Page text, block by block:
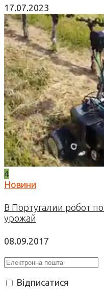
17.07.2023
4
Новини
В Португалии робот
урожай
08.09.2017
Відписатися